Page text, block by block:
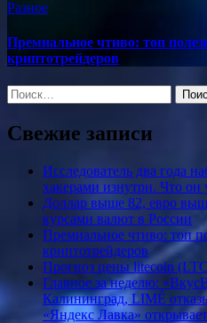
Разное
Премиальное чтиво: топ
криптотрейдеров
Найти:
Свежие записи
Исследователь два года
хакерами изнутри. Что он
Доллар выше 82, евро
курсами валют в России
Премиальное чтиво: топ
криптотрейдеров
Прогноз цены litecoin
Главное за неделю:
Калининград, LIMÉ
«Яндекс Лавка»